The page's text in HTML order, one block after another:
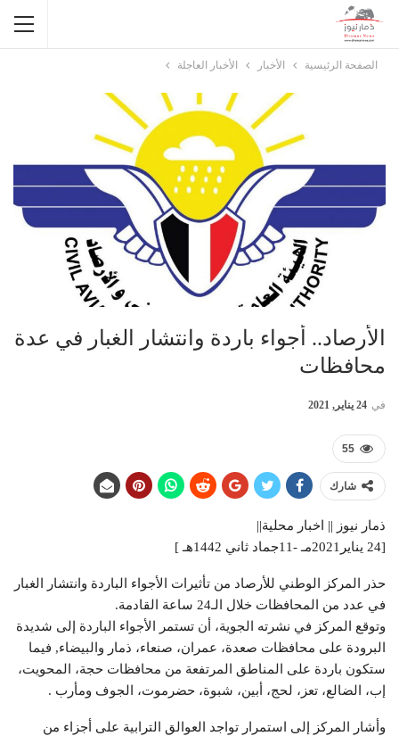
الصفحة الرئيسية الأخبار الأخبار العاجلة
الأرصاد.. أجواء باردة وانتشار الغبار في عدة
محافظات
في 24 يناير, 2021
55
شارك
ذمار نيوز || اخبار محلية||
[24 يناير2021مـ -11جماد ثاني 1442هـ ]
حذر المركز الوطني للأرصاد من تأثيرات الأجواء الباردة وانتشار الغبار
في عدد من المحافظات خلال الـ24 ساعة القادمة.
وتوقع المركز في نشرته الجوية، أن تستمر الأجواء الباردة إلى شديدة
البرودة على محافظات صعدة، عمران، صنعاء، ذمار والبيضاء, فيما
ستكون باردة على المناطق المرتفعة من محافظات حجة، المحويت،
إب، الضالع، تعز، لحج، أبين، شبوة، حضرموت، الجوف ومأرب .
وأشار المركز إلى استمرار تواجد العوالق الترابية على أجزاء من